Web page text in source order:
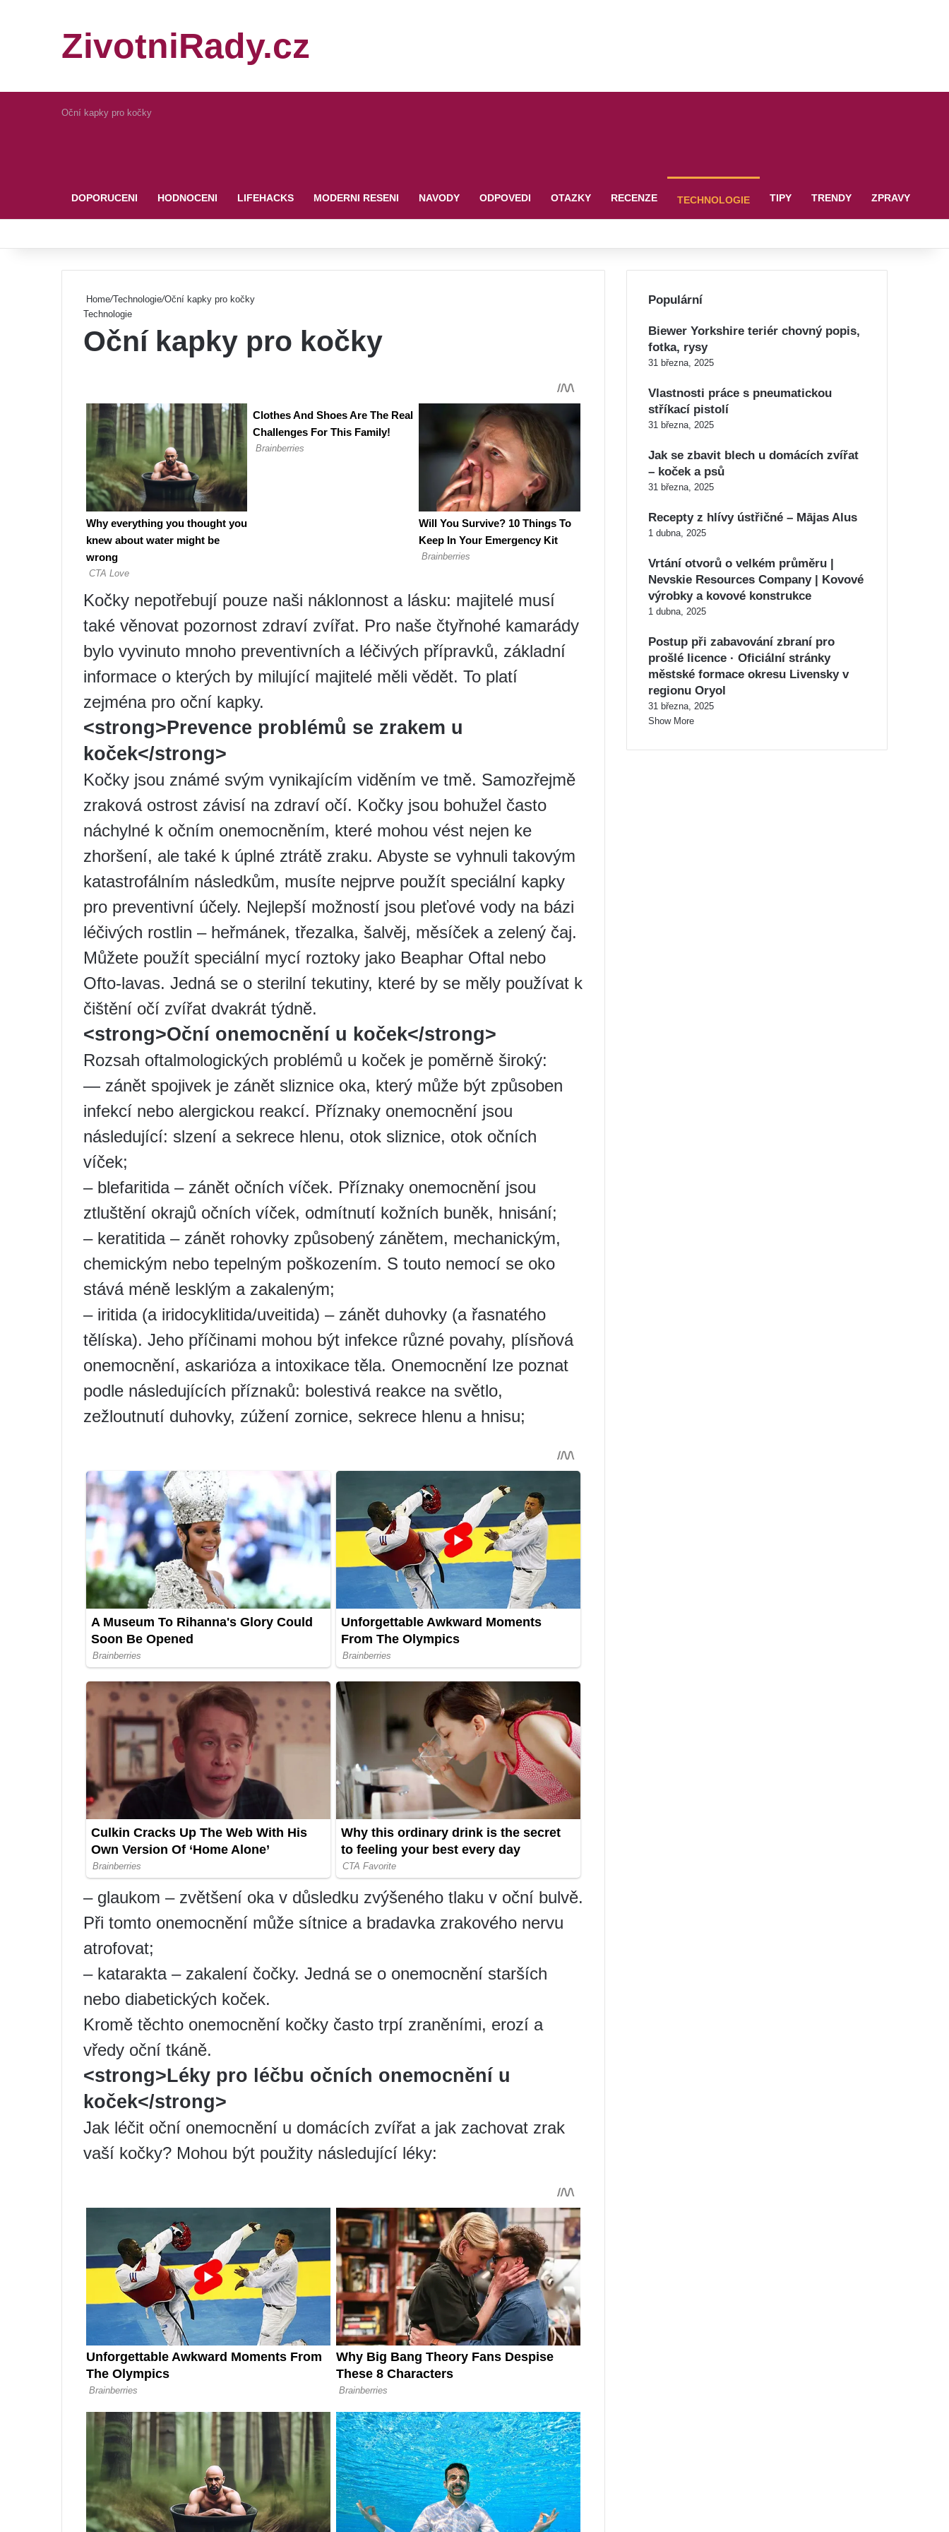
ZivotniRady.cz
Oční kapky pro kočky
DOPORUCENI HODNOCENI LIFEHACKS MODERNI RESENI NAVODY ODPOVEDI OTAZKY RECENZE TECHNOLOGIE TIPY TRENDY ZPRAVY
Home/Technologie/Oční kapky pro kočky
Technologie
Oční kapky pro kočky
Kočky nepotřebují pouze naši náklonnost a lásku: majitelé musí
také věnovat pozornost zdraví zvířat. Pro naše čtyřnohé kamarády
bylo vyvinuto mnoho preventivních a léčivých přípravků, základní
informace o kterých by milující majitelé měli vědět. To platí
zejména pro oční kapky.
<strong>Prevence problémů se zrakem u
koček</strong>
Kočky jsou známé svým vynikajícím viděním ve tmě. Samozřejmě
zraková ostrost závisí na zdraví očí. Kočky jsou bohužel často
náchylné k očním onemocněním, které mohou vést nejen ke
zhoršení, ale také k úplné ztrátě zraku. Abyste se vyhnuli takovým
katastrofálním následkům, musíte nejprve použít speciální kapky
pro preventivní účely. Nejlepší možností jsou pleťové vody na bázi
léčivých rostlin – heřmánek, třezalka, šalvěj, měsíček a zelený čaj.
Můžete použít speciální mycí roztoky jako Beaphar Oftal nebo
Ofto-lavas. Jedná se o sterilní tekutiny, které by se měly používat k
čištění očí zvířat dvakrát týdně.
<strong>Oční onemocnění u koček</strong>
Rozsah oftalmologických problémů u koček je poměrně široký:
— zánět spojivek je zánět sliznice oka, který může být způsoben
infekcí nebo alergickou reakcí. Příznaky onemocnění jsou
následující: slzení a sekrece hlenu, otok sliznice, otok očních
víček;
– blefaritida – zánět očních víček. Příznaky onemocnění jsou
ztluštění okrajů očních víček, odmítnutí kožních buněk, hnisání;
– keratitida – zánět rohovky způsobený zánětem, mechanickým,
chemickým nebo tepelným poškozením. S touto nemocí se oko
stává méně lesklým a zakaleným;
– iritida (a iridocyklitida/uveitida) – zánět duhovky (a řasnatého
tělíska). Jeho příčinami mohou být infekce různé povahy, plísňová
onemocnění, askarióza a intoxikace těla. Onemocnění lze poznat
podle následujících příznaků: bolestivá reakce na světlo,
zežloutnutí duhovky, zúžení zornice, sekrece hlenu a hnisu;
– glaukom – zvětšení oka v důsledku zvýšeného tlaku v oční bulvě.
Při tomto onemocnění může sítnice a bradavka zrakového nervu
atrofovat;
– katarakta – zakalení čočky. Jedná se o onemocnění starších
nebo diabetických koček.
Kromě těchto onemocnění kočky často trpí zraněními, erozí a
vředy oční tkáně.
<strong>Léky pro léčbu očních onemocnění u
koček</strong>
Jak léčit oční onemocnění u domácích zvířat a jak zachovat zrak
vaší kočky? Mohou být použity následující léky:
Populární
Biewer Yorkshire teriér chovný popis,
fotka, rysy
31 března, 2025
Vlastnosti práce s pneumatickou
stříkací pistolí
31 března, 2025
Jak se zbavit blech u domácích zvířat
– koček a psů
31 března, 2025
Recepty z hlívy ústřičné – Mājas Alus
1 dubna, 2025
Vrtání otvorů o velkém průměru |
Nevskie Resources Company | Kovové
výrobky a kovové konstrukce
1 dubna, 2025
Postup při zabavování zbraní pro
prošlé licence · Oficiální stránky
městské formace okresu Livensky v
regionu Oryol
31 března, 2025
Show More